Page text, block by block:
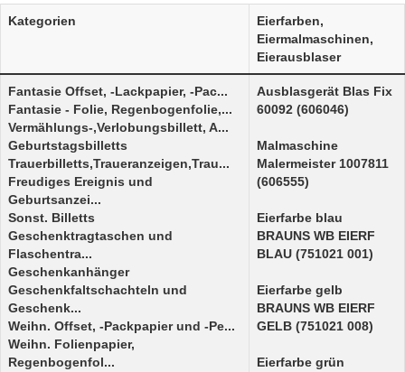
Kategorien
Eierfarben,
Eiermalmaschinen,
Eierausblaser
Fantasie Offset, -Lackpapier, -Pac...
Fantasie - Folie, Regenbogenfolie,...
Vermählungs-,Verlobungsbillett, A...
Geburtstagsbilletts
Trauerbilletts,Traueranzeigen,Trau...
Freudiges Ereignis und
Geburtsanzei...
Sonst. Billetts
Geschenktragtaschen und
Flaschentra...
Geschenkanhänger
Geschenkfaltschachteln und
Geschenk...
Weihn. Offset, -Packpapier und -Pe...
Weihn. Folienpapier,
Regenbogenfol...
Ausblasgerät Blas Fix
60092 (606046)
Malmaschine
Malermeister 1007811
(606555)
Eierfarbe blau
BRAUNS WB EIERF
BLAU (751021 001)
Eierfarbe gelb
BRAUNS WB EIERF
GELB (751021 008)
Eierfarbe grün